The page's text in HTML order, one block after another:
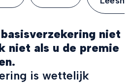
niet
niet als u de premie
is wettelijk